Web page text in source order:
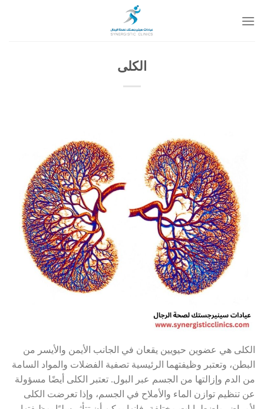
للمحتوى
الكلى
الكلى هي عضوين حيويين يقعان في الجانب الأيمن والأيسر من
البطن، وتعتبر وظيفتهما الرئيسية تصفية الفضلات والمواد السامة
من الدم وإزالتها من الجسم عبر البول. تعتبر الكلى أيضًا مسؤولة
عن تنظيم توازن الماء والأملاح في الجسم، وإذا تعرضت الكلى